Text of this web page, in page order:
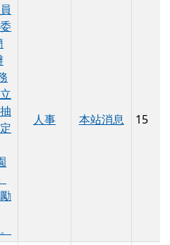
人事 本站消息 15